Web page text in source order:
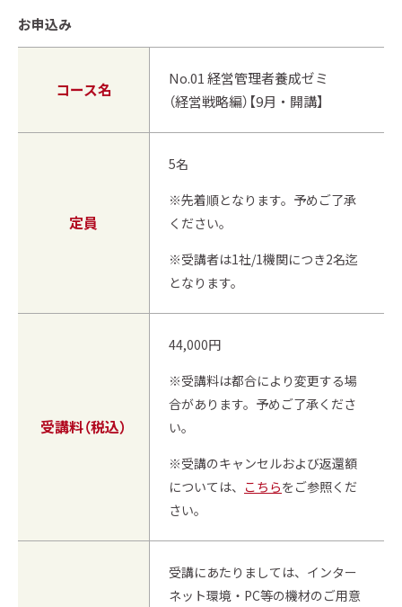
お申込み
コース名
No.01 経営管理者養成ゼミ
（経営戦略編）【9月・開講】
定員
5名
※先着順となります。予めご了承
ください。
※受講者は1社/1機関につき2名迄
となります。
受講料（税込）
44,000円
※受講料は都合により変更する場
合があります。予めご了承くださ
い。
※受講のキャンセルおよび返還額
については、 こちらをご参照くだ
さい。
受講にあたりましては、インター
ネット環境・PC等の機材のご用意